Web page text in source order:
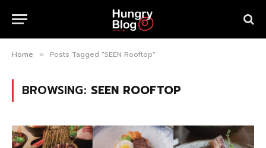
Home » Posts Tagged "SEEN Rooftop"
BROWSING: SEEN ROOFTOP